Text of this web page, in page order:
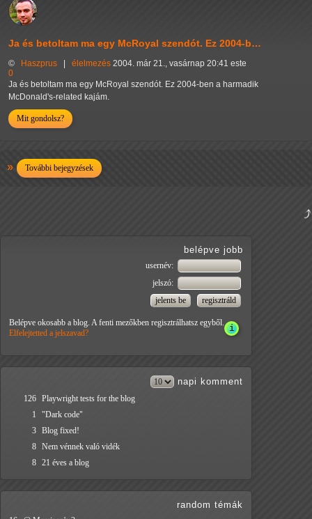
Ja és betoltam ma egy McRoyal szendót. Ez 2004-b…
© Haszprus élelmezés 2004. már 21., vasárnap 20:41 este
0
Ja és betoltam ma egy McRoyal szendót. Ez 2004-ben a harmadik
McDonald's-related kajám.
Mit gondolsz?
További bejegyzések
belépve jobb
usernév:
jelszó:
Belépve okosabb a blog. A fenti mezőkben regisztrálhatsz egyből.
Elfelejtetted a jelszavad?
napi komment
126 Playwright tests for the blog
1
"Dark code"
3 Blog fixed!
8 Nem vénnek való vidék
8 21 éves a blog
random témák